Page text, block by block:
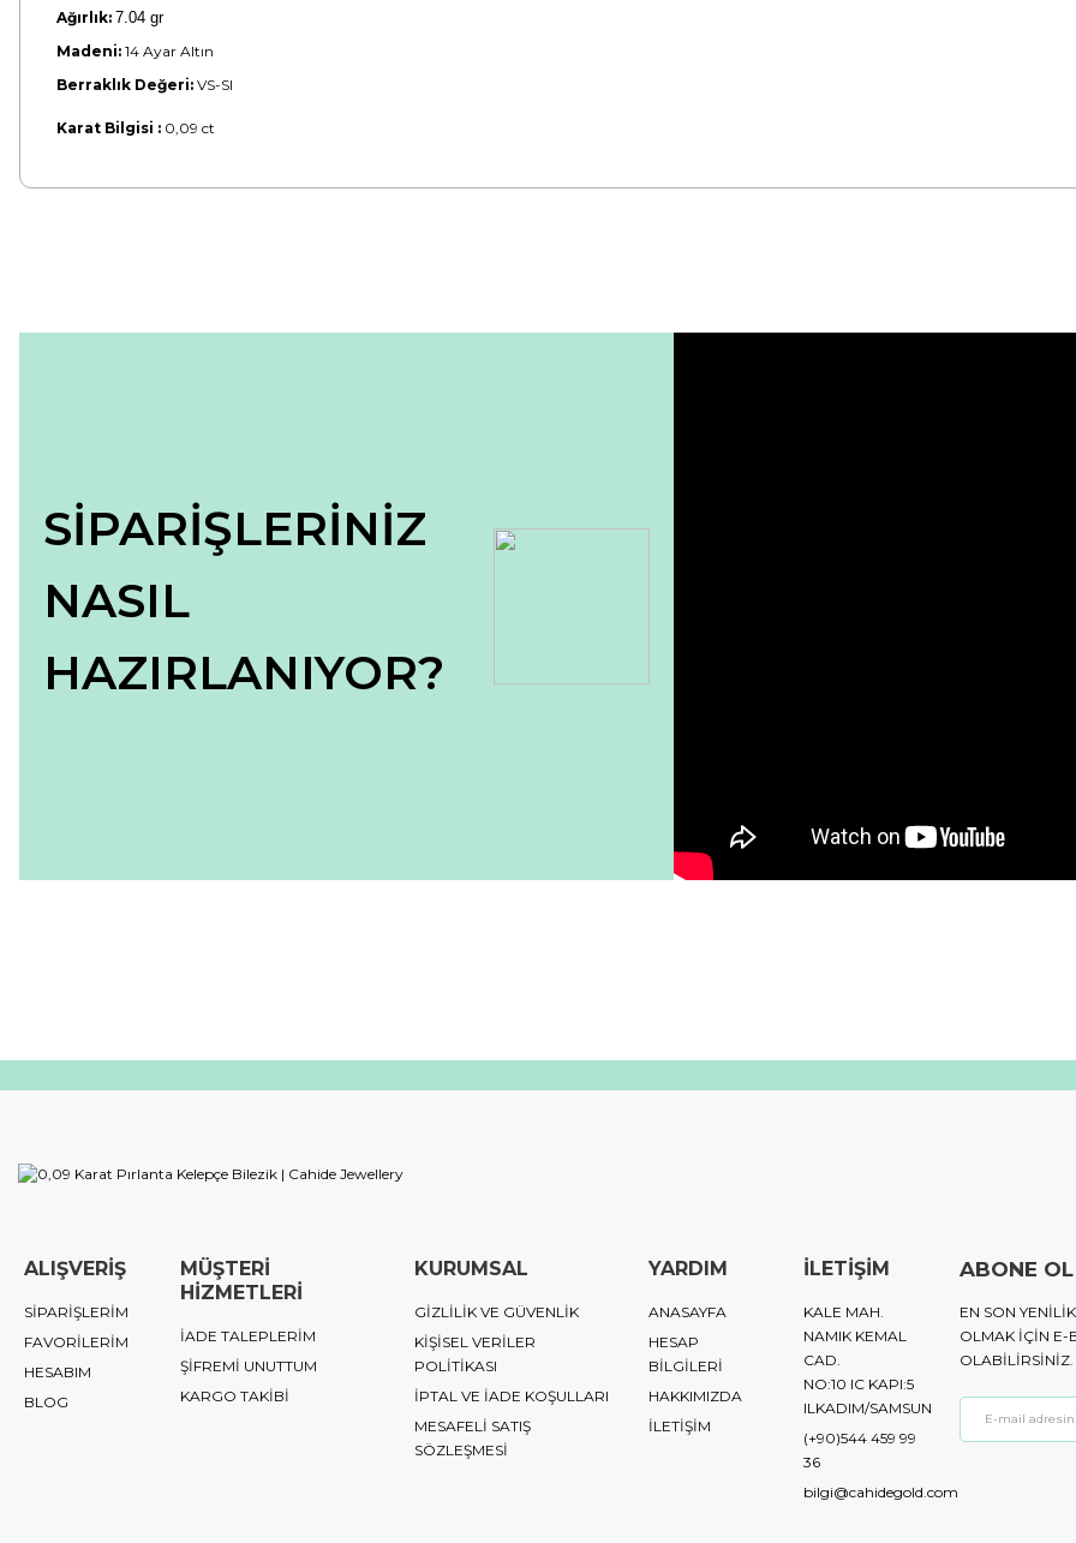
Ağırlık: 7.04 gr
Madeni: 14 Ayar Altın
Berraklık Değeri: VS-SI
Karat Bilgisi : 0,09 ct
SİPARİŞLERİNİZ
NASIL
HAZIRLANIYOR?
ALIŞVERİŞ
SİPARİŞLERİM
FAVORİLERİM
HESABIM
BLOG
MÜŞTERİ
HİZMETLERİ
İADE TALEPLERİM
ŞİFREMİ UNUTTUM
KARGO TAKİBİ
KURUMSAL
GİZLİLİK VE GÜVENLİK
KİŞİSEL VERİLER
POLİTİKASI
İPTAL VE İADE KOŞULLARI
MESAFELİ SATIŞ
SÖZLEŞMESİ
YARDIM
ANASAYFA
HESAP
BİLGİLERİ
HAKKIMIZDA
İLETİŞİM
İLETİŞİM
KALE MAH.
NAMIK KEMAL
CAD.
NO:10 IC KAPI:5
ILKADIM/SAMSUN
(+90)544 459 99
36
bilgi@cahidegold.com
ABONE OL
EN SON
OLMAK IÇIN E-
OLABILIRSINIZ.